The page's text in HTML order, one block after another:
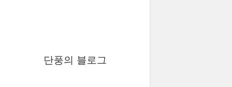
단풍의 블로그